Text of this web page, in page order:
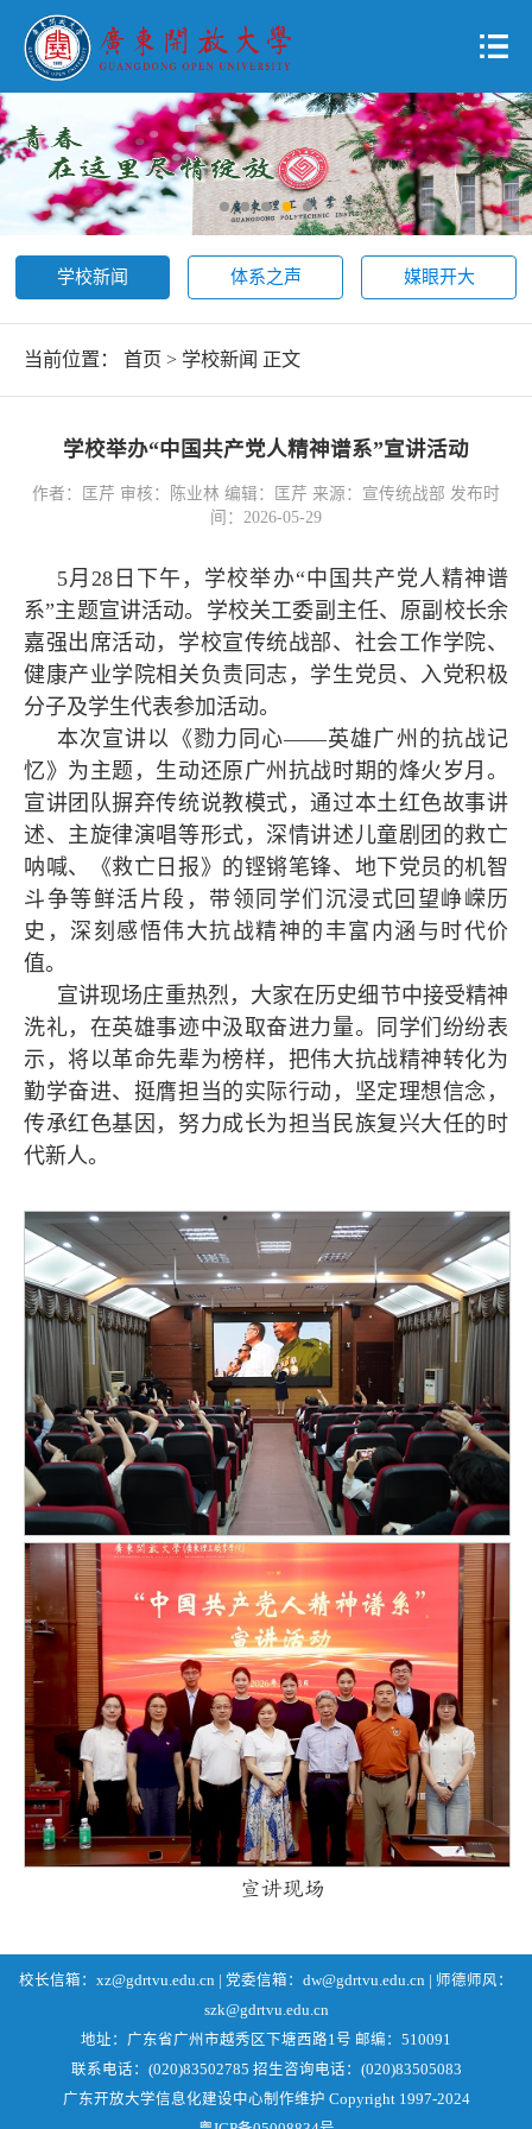
学校新闻 体系之声 媒眼开大
当前位置： 首页 > 学校新闻 正文
学校举办“中国共产党人精神谱系”宣讲活动
作者：匡芹 审核：陈业林 编辑：匡芹 来源：宣传统战部 发布时
间：2026-05-29
5月28日下午，学校举办“中国共产党人精神谱
系”主题宣讲活动。学校关工委副主任、原副校长余
嘉强出席活动，学校宣传统战部、社会工作学院、
健康产业学院相关负责同志，学生党员、入党积极
分子及学生代表参加活动。
本次宣讲以《勠力同心——英雄广州的抗战记
忆》为主题，生动还原广州抗战时期的烽火岁月。
宣讲团队摒弃传统说教模式，通过本土红色故事讲
述、主旋律演唱等形式，深情讲述儿童剧团的救亡
呐喊、《救亡日报》的铿锵笔锋、地下党员的机智
斗争等鲜活片段，带领同学们沉浸式回望峥嵘历
史，深刻感悟伟大抗战精神的丰富内涵与时代价
值。
宣讲现场庄重热烈，大家在历史细节中接受精神
洗礼，在英雄事迹中汲取奋进力量。同学们纷纷表
示，将以革命先辈为榜样，把伟大抗战精神转化为
勤学奋进、挺膺担当的实际行动，坚定理想信念，
传承红色基因，努力成长为担当民族复兴大任的时
代新人。
宣讲现场
校长信箱：xz@gdrtvu.edu.cn | 党委信箱：dw@gdrtvu.edu.cn | 师德师风：
szk@gdrtvu.edu.cn
地址：广东省广州市越秀区下塘西路1号 邮编：510091
联系电话：(020)83502785 招生咨询电话：(020)83505083
广东开放大学信息化建设中心制作维护 Copyright 1997-2024